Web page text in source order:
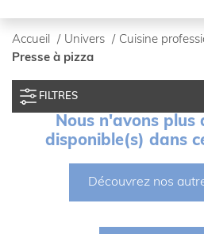
Accueil / Univers / Cuisine
Presse à pizza
FILTRES
Nous n'avons plus
disponible(s) dans
Découvrez nos